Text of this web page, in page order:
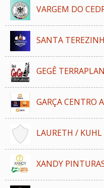
VARGEM DO
SANTA
GEGÊ
GARÇA CENTRO
LAURETH / KUHL
XANDY